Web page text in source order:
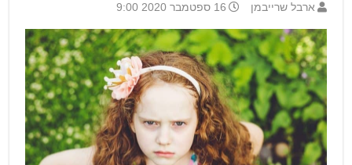
ארבל שרייבמן 16 ספטמבר 2020 9:00